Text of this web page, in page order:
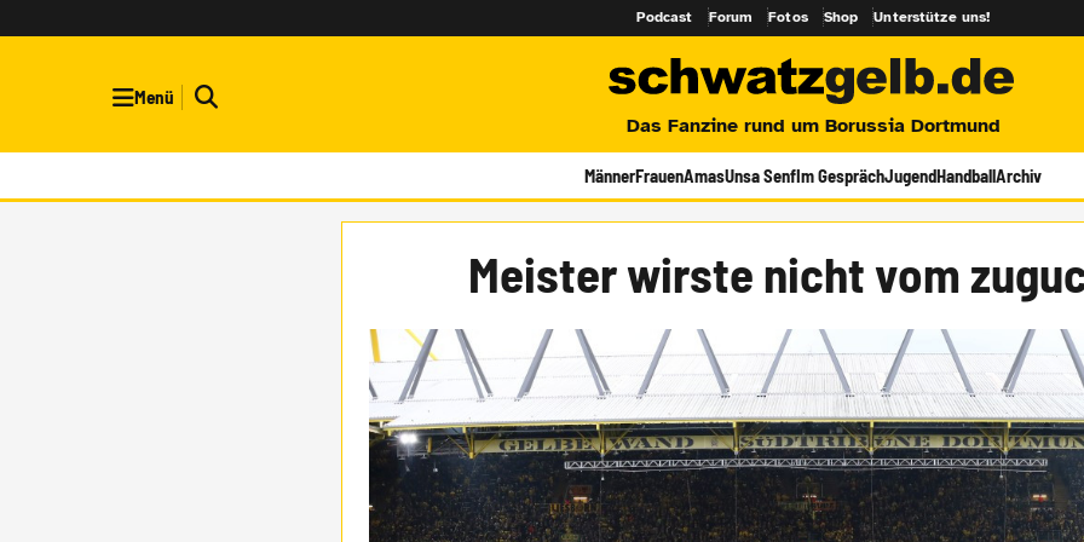
Podcast Forum Fotos Shop Unterstütze uns!
Menü
Das Fanzine rund um Borussia Dortmund
MännerFrauenAmasUnsa SenfIm GesprächJugendHandballArchiv
Meister wirste nicht vom